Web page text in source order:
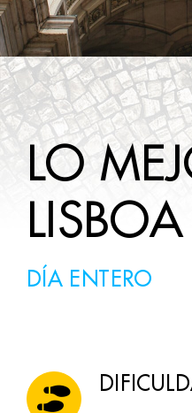
WINE TOURS
LISTO
CONTACTOS
LO
LISBOA
DÍA ENTERO